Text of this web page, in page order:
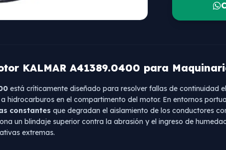
KALMAR A41389.0400 para
está críticamente diseñado para resolver fallas de
hidrocarburos en el compartimento del motor. En entornos
constantes que degradan el aislamiento de los conductores
un blindaje superior contra la abrasión y el ingreso de
extremas.